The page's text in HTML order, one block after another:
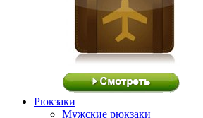
Рюкзаки
Мужские рюкзаки